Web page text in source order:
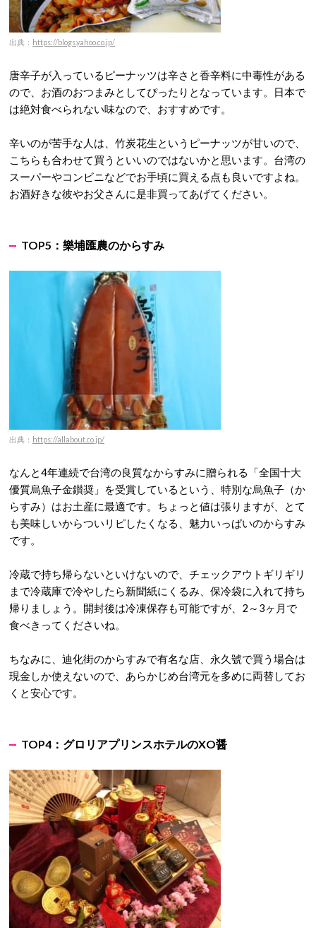
出典： https://blogs.yahoo.co.jp/
唐辛子が入っているピーナッツは辛さと香辛料に中毒性がある
ので、お酒のおつまみとしてぴったりとなっています。日本で
は絶対食べられない味なので、おすすめです。
辛いのが苦手な人は、竹炭花生というピーナッツが甘いので、
こちらも合わせて買うといいのではないかと思います。台湾の
スーパーやコンビニなどでお手頃に買える点も良いですよね。
お酒好きな彼やお父さんに是非買ってあげてください。
TOP5： 樂埔匯農のからすみ
出典： https://allabout.co.jp/
なんと4年連続で台湾の良質なからすみに贈られる「全国十大
優質烏魚子金鑚奨」を受賞しているという、特別な烏魚子（か
らすみ）はお土産に最適です。ちょっと値は張りますが、とて
も美味しいからついリピしたくなる、魅力いっぱいのからすみ
です。
冷蔵で持ち帰らないといけないので、チェックアウトギリギリ
まで冷蔵庫で冷やしたら新聞紙にくるみ、保冷袋に入れて持ち
帰りましょう。開封後は冷凍保存も可能ですが、2～3ヶ月で
食べきってくださいね。
ちなみに、迪化街のからすみで有名な店、永久號で買う場合は
現金しか使えないので、あらかじめ台湾元を多めに両替してお
くと安心です。
TOP4： グロリアプリンスホテルのXO醤